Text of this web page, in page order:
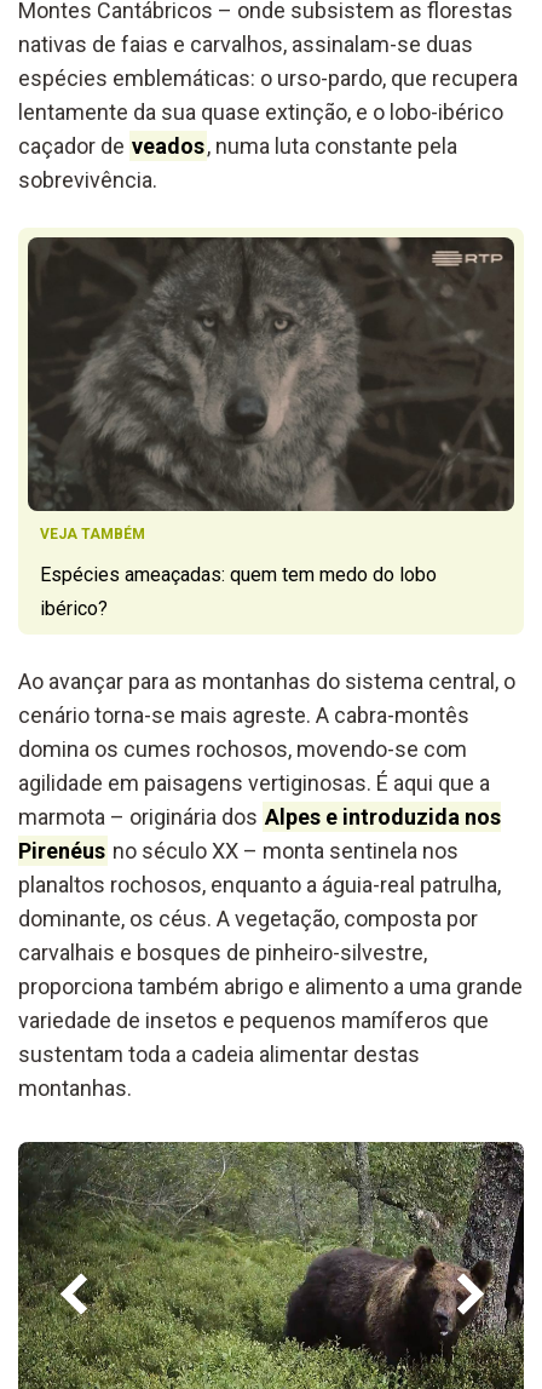
Montes Cantábricos – onde subsistem as florestas
nativas de faias e carvalhos, assinalam-se duas
espécies emblemáticas: o urso-pardo, que recupera
lentamente da sua quase extinção, e o lobo-ibérico
caçador de veados, numa luta constante pela
sobrevivência.
VEJA TAMBÉM
Espécies ameaçadas: quem tem medo do lobo
ibérico?
Ao avançar para as montanhas do sistema central, o
cenário torna-se mais agreste. A cabra-montês
domina os cumes rochosos, movendo-se com
agilidade em paisagens vertiginosas. É aqui que a
marmota – originária dos Alpes e introduzida nos
Pirenéus no século XX – monta sentinela nos
planaltos rochosos, enquanto a águia-real patrulha,
dominante, os céus. A vegetação, composta por
carvalhais e bosques de pinheiro-silvestre,
proporciona também abrigo e alimento a uma grande
variedade de insetos e pequenos mamíferos que
sustentam toda a cadeia alimentar destas
montanhas.